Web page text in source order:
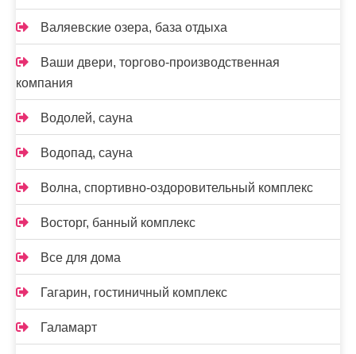
Валяевские озера, база отдыха
Ваши двери, торгово-производственная
компания
Водолей, сауна
Водопад, сауна
Волна, спортивно-оздоровительный комплекс
Восторг, банный комплекс
Все для дома
Гагарин, гостиничный комплекс
Галамарт